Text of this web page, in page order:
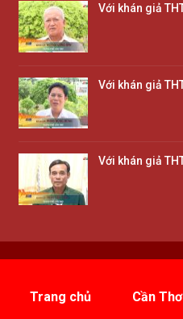
Với khán giả
Với khán giả
Với khán giả
Trang chủ Cần